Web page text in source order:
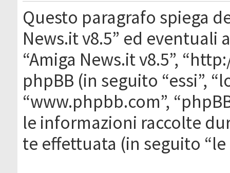
Questo paragrafo spiega
News.it v8.5” ed eventuali
“Amiga News.it v8.5”,
phpBB (in seguito “essi”,
“www.phpbb.com”,
le informazioni raccolte
te effettuata (in seguito